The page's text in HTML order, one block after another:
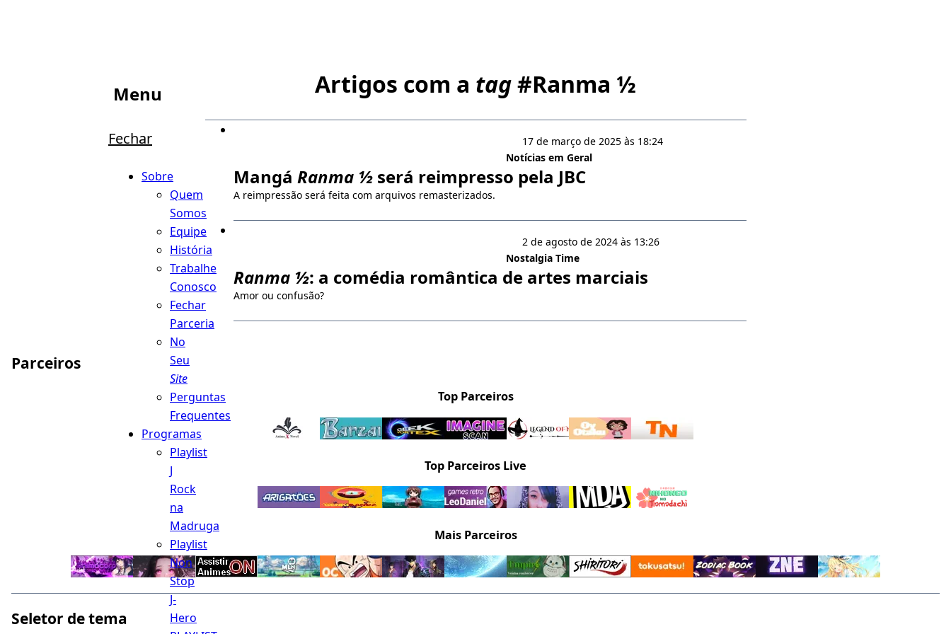
Menu
Fechar
Sobre
Quem
Somos
Equipe
História
Trabalhe
Conosco
Fechar
Parceria
No
Seu
Site
Perguntas
Frequentes
Programas
Playlist
J
Rock
na
Madruga
Playlist
Non
Stop
J-
Hero
Artigos com a tag#Ranma ½
17 de março de 2025 às 18:24
Notícias em Geral
Mangá Ranma ½será reimpresso pela JBC
A reimpressão será feita com arquivos remasterizados.
2 de agosto de 2024 às 13:26
Nostalgia Time
Ranma ½: a comédia romântica de artes marciais
Amor ou confusão?
Parceiros
Top Parceiros
Top Parceiros Live
Mais Parceiros
Seletor de tema